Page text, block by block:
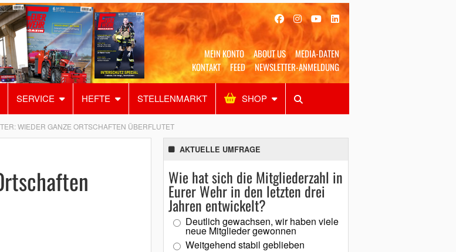
MEIN KONTO ABOUT US
MEDIA-DATEN
KONTAKT
FEED NEWSLETTER-ANMELDUNG
SERVICE HEFTE STELLENMARKT SHOP
Alles Shop SUCHEN
WIEDER GANZE ORTSCHAFTEN ÜBERFLUTET
AKTUELLE UMFRAGE
Wie hat sich die Mitgliederzahl in
Eurer Wehr in den letzten drei
Jahren entwickelt?
Deutlich gewachsen, wir haben viele
neue Mitglieder gewonnen
Weitgehend stabil geblieben